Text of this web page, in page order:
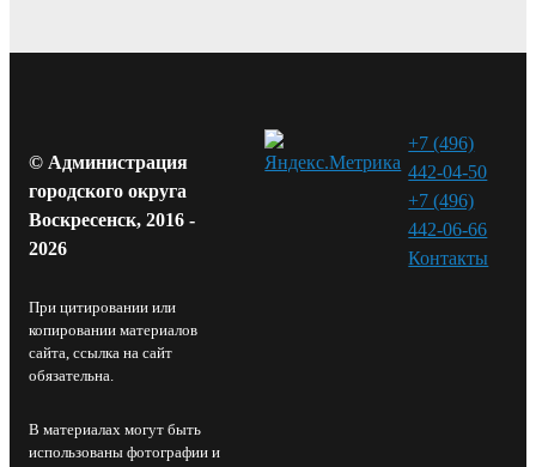
© Администрация
городского округа
Воскресенск, 2016 -
2026
При цитировании или
копировании материалов
сайта, ссылка на сайт
обязательна.
В материалах могут быть
использованы фотографии и
+7 (496)
442-04-50
+7 (496)
442-06-66
Контакты⁠